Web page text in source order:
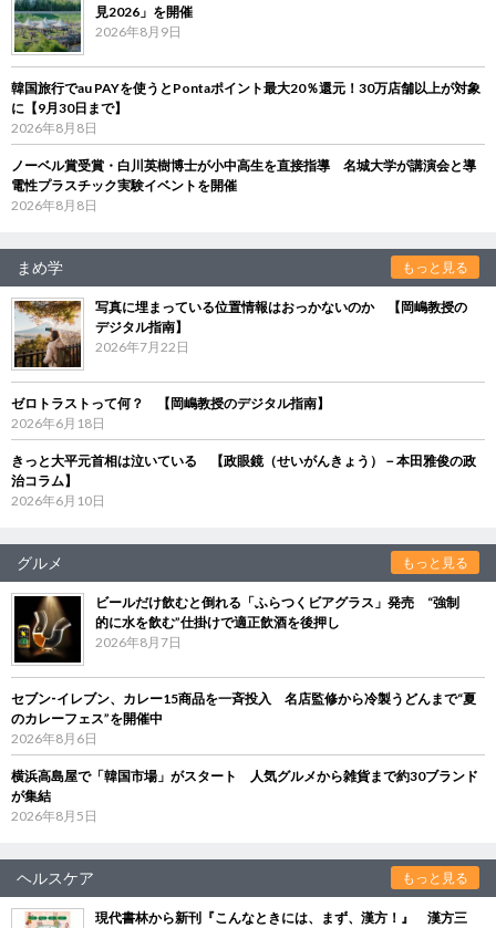
見2026」を開催
2026年8月9日
韓国旅行でau PAYを使うとPontaポイント最大20％還元！30万店舗以上が対象
に【9月30日まで】
2026年8月8日
ノーベル賞受賞・白川英樹博士が小中高生を直接指導 名城大学が講演会と導
電性プラスチック実験イベントを開催
2026年8月8日
まめ学 もっと見る
写真に埋まっている位置情報はおっかないのか 【岡嶋教授の
デジタル指南】
2026年7月22日
ゼロトラストって何？ 【岡嶋教授のデジタル指南】
2026年6月18日
きっと大平元首相は泣いている 【政眼鏡（せいがんきょう）－本田雅俊の政
治コラム】
2026年6月10日
グルメ もっと見る
ビールだけ飲むと倒れる「ふらつくビアグラス」発売 “強制
的に水を飲む”仕掛けで適正飲酒を後押し
2026年8月7日
セブン‐イレブン、カレー15商品を一斉投入 名店監修から冷製うどんまで“夏
のカレーフェス”を開催中
2026年8月6日
横浜高島屋で「韓国市場」がスタート 人気グルメから雑貨まで約30ブランド
が集結
2026年8月5日
ヘルスケア もっと見る
現代書林から新刊『こんなときには、まず、漢方！』 漢方三